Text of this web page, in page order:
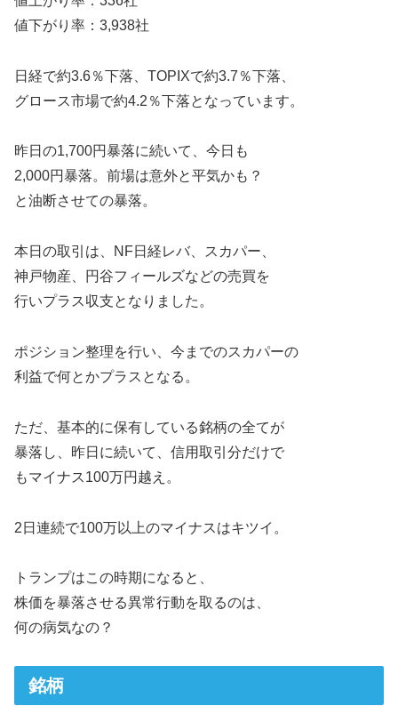
値下がり率：3,938社
日経で約3.6％下落、TOPIXで約3.7％下落、
グロース市場で約4.2％下落となっています。
昨日の1,700円暴落に続いて、今日も
2,000円暴落。前場は意外と平気かも？
と油断させての暴落。
本日の取引は、NF日経レバ、スカパー、
神戸物産、円谷フィールズなどの売買を
行いプラス収支となりました。
ポジション整理を行い、今までのスカパーの
利益で何とかプラスとなる。
ただ、基本的に保有している銘柄の全てが
暴落し、昨日に続いて、信用取引分だけで
もマイナス100万円越え。
2日連続で100万以上のマイナスはキツイ。
トランプはこの時期になると、
株価を暴落させる異常行動を取るのは、
何の病気なの？
銘柄